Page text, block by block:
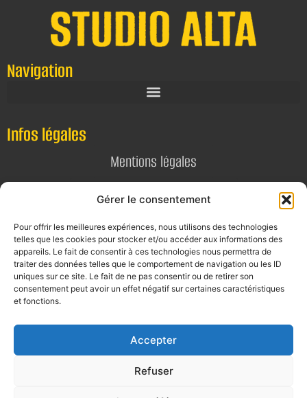
Gérer le consentement
Pour offrir les meilleures expériences, nous utilisons des technologies
telles que les cookies pour stocker et/ou accéder aux informations des
appareils. Le fait de consentir à ces technologies nous permettra de
traiter des données telles que le comportement de navigation ou les ID
uniques sur ce site. Le fait de ne pas consentir ou de retirer son
consentement peut avoir un effet négatif sur certaines caractéristiques
et fonctions.
Accepter
Refuser
Navigation
Infos légales
Mentions légales
Politique de confidentialité
Contact
E-mail
contact@alta-studio.fr
0760115323